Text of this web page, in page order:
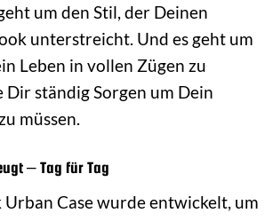
um den Stil, der Deinen
unterstreicht. Und es geht um
Leben in vollen Zügen zu
Dir ständig Sorgen um Dein
müssen.
– Tag für Tag
Urban Case wurde entwickelt, um